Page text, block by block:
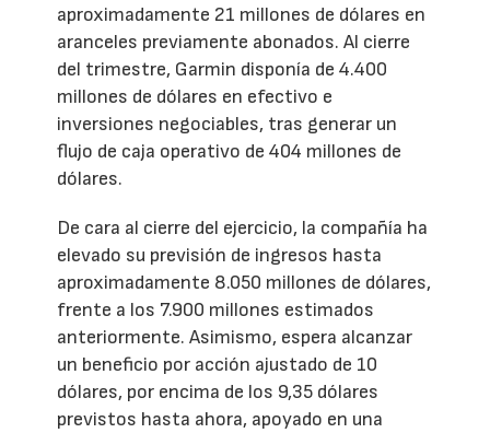
aproximadamente 21 millones de dólares en
aranceles previamente abonados. Al cierre
del trimestre, Garmin disponía de 4.400
millones de dólares en efectivo e
inversiones negociables, tras generar un
flujo de caja operativo de 404 millones de
dólares.
De cara al cierre del ejercicio, la compañía ha
elevado su previsión de ingresos hasta
aproximadamente 8.050 millones de dólares,
frente a los 7.900 millones estimados
anteriormente. Asimismo, espera alcanzar
un beneficio por acción ajustado de 10
dólares, por encima de los 9,35 dólares
previstos hasta ahora, apoyado en una